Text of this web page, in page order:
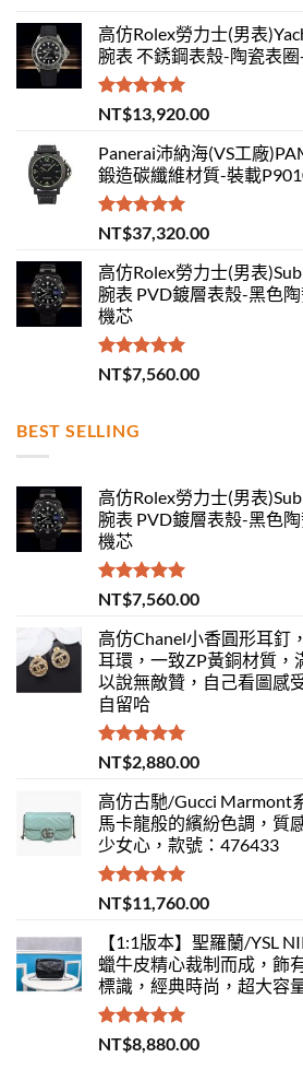
高仿Rolex勞力士(男表
腕表 不銹鋼表殼-陶瓷表
評分5.00
滿分 5
NT$13,920.00
Panerai沛納海(VS工廠
鍛造碳纖維材質-裝載
評分5.00
滿分 5
NT$37,320.00
高仿Rolex勞力士(男表
腕表 PVD鍍層表殼-黑色
機芯
評分 5.00
滿分 5
NT$7,560.00
BEST SELLING
高仿Rolex勞力士(男表
腕表 PVD鍍層表殼-黑色
機芯
評分 5.00
滿分 5
NT$7,560.00
高仿Chanel小香圓形耳釘
耳環，一致ZP黃銅材質，
以說無敵贊，自己看圖感
自留哈
評分 5.00
滿分 5
NT$2,880.00
高仿古馳/Gucci Marmont
馬卡龍般的繽紛色調，質
少女心，款號：476433
評分5.00
滿分 5
NT$11,760.00
【1:1版本】聖羅蘭/YSL
蠟牛皮精心裁制而成，飾
標識，經典時尚，超大容
評分 5.00
滿分 5
NT$8,880.00